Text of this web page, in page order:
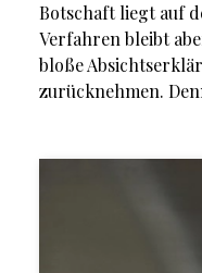
Botschaft liegt auf
Verfahren bleibt
bloße
zurücknehmen.